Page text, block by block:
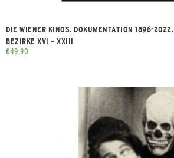
DIE WIENER KINOS. DOKUMENTATION 1896-
BEZIRKE XVI – XXIII
€49,90